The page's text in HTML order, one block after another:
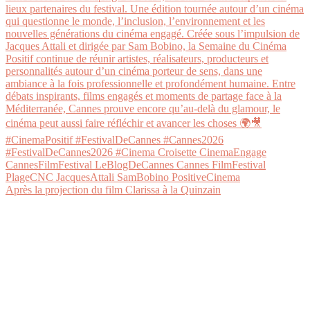
Après la projection du film Clarissa à la Quinzain